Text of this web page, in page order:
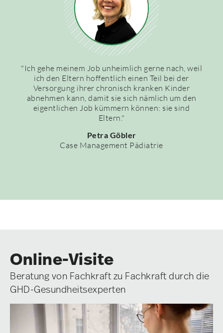
"Ich gehe meinem Job unheimlich gerne nach, weil
ich den Eltern hoffentlich einen Teil bei der
Versorgung ihrer chronisch kranken Kinder
abnehmen kann, damit sie sich nämlich um den
eigentlichen Job kümmern können: sie sind
Eltern."
Petra Göbler
Case Management Pädiatrie
Online-Visite
Beratung von Fachkraft zu Fachkraft durch die
GHD-Gesundheitsexperten